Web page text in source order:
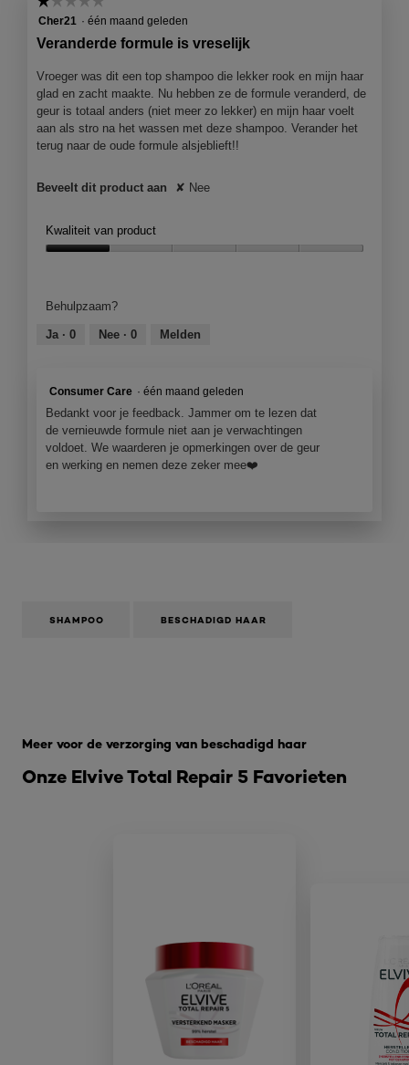
1
sterren.
Cher21 · één maand geleden
Veranderde formule is vreselijk
Vroeger was dit een top shampoo die lekker rook en mijn haar
glad en zacht maakte. Nu hebben ze de formule veranderd, de
geur is totaal anders (niet meer zo lekker) en mijn haar voelt
aan als stro na het wassen met deze shampoo. Verander het
terug naar de oude formule alsjeblieft!!
Beveelt dit product aan ✘ Nee
Kwaliteit van product
1
van
Behulpzaam?
Ja · 0 Nee · 0 Melden
Consumer Care · één maand geleden
Bedankt voor je feedback. Jammer om te lezen dat
de vernieuwde formule niet aan je verwachtingen
voldoet. We waarderen je opmerkingen over de geur
en werking en nemen deze zeker mee❤️
SHAMPOO BESCHADIGD HAAR
Onze Elvive Total Repair 5 Favorieten
Meer voor de verzorging van beschadigd haar